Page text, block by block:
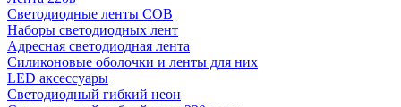
Светодиодные ленты COB
Наборы светодиодных лент
Адресная светодиодная лента
Силиконовые оболочки и ленты для них
LED аксессуары
Светодиодный гибкий неон